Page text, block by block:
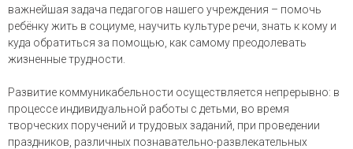
важнейшая задача педагогов нашего учреждения – помочь
ребёнку жить в социуме, научить культуре речи, знать к кому и
куда обратиться за помощью, как самому преодолевать
жизненные трудности.
Развитие коммуникабельности осуществляется непрерывно: в
процессе индивидуальной работы с детьми, во время
творческих поручений и трудовых заданий, при проведении
праздников, различных познавательно-развлекательных